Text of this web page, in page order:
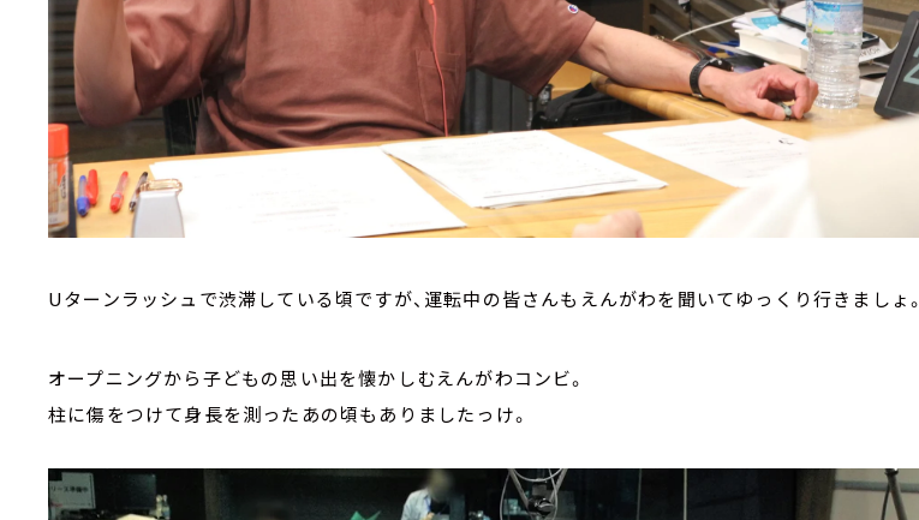
Uターンラッシュで渋滞している頃ですが、運転中の皆さんもえんがわを聞いてゆっくり行きましょ。
オープニングから子どもの思い出を懐かしむえんがわコンビ。
柱に傷をつけて身長を測ったあの頃もありましたっけ。